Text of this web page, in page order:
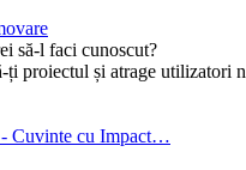
să-l faci cunoscut?
proiectul și atrage utilizatori
Cuvinte cu Impact…